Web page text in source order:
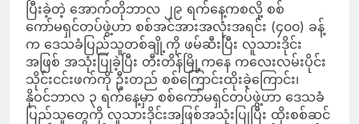
ပြီးခဲ့တဲ့ အောက်တိုဘာလ ၂၉ ရက်နေ့ကစလို့ စစ်
ကော်မရှင်တပ်ဖွဲ့ဟာ စစ်အင်အားအလုံးအရင်း (၄၀၀) ခန့်
က ဒေသခံပြည်သူတစ်ချို့ကို ဖမ်ဆီးပြီး လူသားဒိုင်း
အဖြစ် အသုံးပြုခဲ့ပြီး တီးတိန်မြို့ကနေ ကလေးလမ်းပိုင်း
သိုင်းငင်းဖက်ကို ဦးတည် စစ်ကြောင်းထိုးခဲ့ကြောင်း၊
နိုဝင်ဘာလ ၃ ရက်နေ့မှာ စစ်ကော်မရှင်တပ်ဖွဲ့ဟာ ဒေသခံ
ပြည်သူတွေကို လူသားဒိုင်းအဖြစ်အသုံးပြုပြီး ထိုးစစ်ဆင်